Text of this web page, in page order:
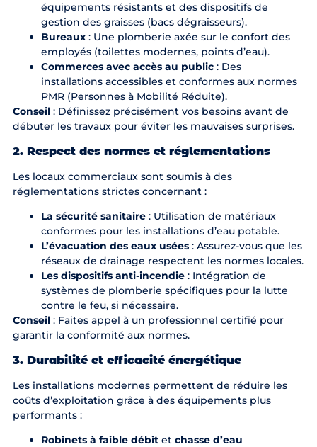
équipements résistants et des dispositifs de
gestion des graisses (bacs dégraisseurs).
Bureaux: Une plomberie axée sur le confort des
employés (toilettes modernes, points d’eau).
Commerces avec accès au public: Des
installations accessibles et conformes aux normes
PMR (Personnes à Mobilité Réduite).
Conseil: Définissez précisément vos besoins avant de
débuter les travaux pour éviter les mauvaises surprises.
2. Respect des normes et réglementations
Les locaux commerciaux sont soumis à des
réglementations strictes concernant :
La sécurité sanitaire: Utilisation de matériaux
conformes pour les installations d’eau potable.
L’évacuation des eaux usées: Assurez-vous que les
réseaux de drainage respectent les normes locales.
Les dispositifs anti-incendie: Intégration de
systèmes de plomberie spécifiques pour la lutte
contre le feu, si nécessaire.
Conseil: Faites appel à un professionnel certifié pour
garantir la conformité aux normes.
3. Durabilité et efficacité énergétique
Les installations modernes permettent de réduire les
coûts d’exploitation grâce à des équipements plus
performants :
Robinets à faible débitet chasse d’eau